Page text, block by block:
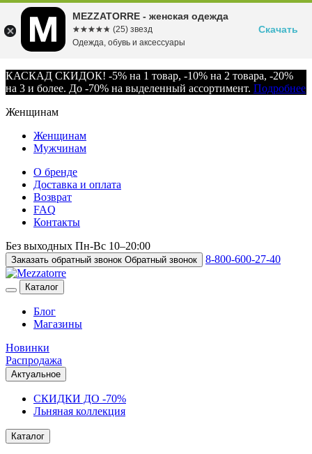
КАСКАД СКИДОК! -5% на 1 товар, -10% на 2 товара, -20%
на 3 и более. До -70% на выделенный ассортимент. Подробнее
Женщинам
Женщинам
Мужчинам
О бренде
Доставка и оплата
Возврат
FAQ
Контакты
Без выходных Пн-Вс 10–20:00
Заказать обратный звонок Обратный звонок 8-800-600-27-40
Каталог
Блог
Магазины
Новинки
Распродажа
Актуальное
СКИДКИ ДО -70%
Льняная коллекция
Каталог
MEZZATORRE - женская одежда
☆☆☆☆☆
★★★★★ (25) звезд
Одежда, обувь и аксессуары
Скачать